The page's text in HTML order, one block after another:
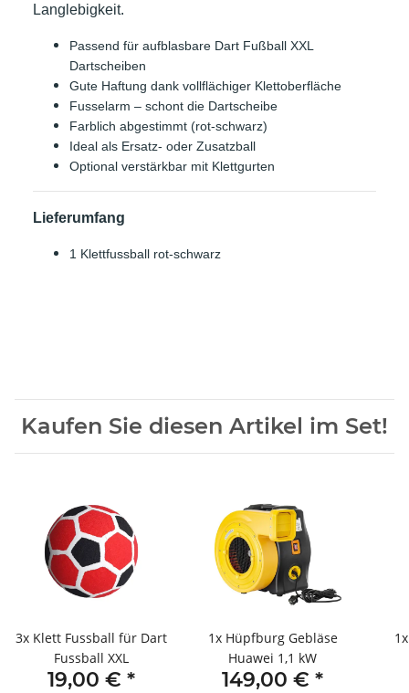
Langlebigkeit.
Passend für aufblasbare Dart Fußball XXL
Dartscheiben
Gute Haftung dank vollflächiger Klettoberfläche
Fusselarm – schont die Dartscheibe
Farblich abgestimmt (rot-schwarz)
Ideal als Ersatz- oder Zusatzball
Optional verstärkbar mit Klettgurten
Lieferumfang
1 Klettfussball rot-schwarz
Kaufen Sie diesen Artikel im Set!
3x Klett Fussball für Dart
Fussball XXL
19,00 € *
1x Hüpfburg Gebläse
Huawei 1,1 kW
149,00 € *